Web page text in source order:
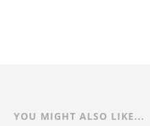
YOU MIGHT ALSO LIKE...